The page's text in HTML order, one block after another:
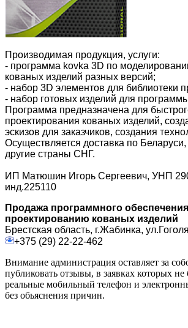
Производимая продукция, услуги:
- программа kovka 3D по
кованых изделий разных версий;
- набор 3D элементов для библиотеки
- набор готовых изделий для
Программа предназначена для
проектирования кованых изделий,
эскизов для заказчиков, создания
Осуществляется доставка по
другие страны СНГ.
ИП Матюшин Игорь Сергеевич, УНП
инд.225110
Продажа программного
проектированию кованых изделий
Брестская область, г.Жабинка,
+375 (29) 22-22-462
Внимание администрация оставляет за
публиковать отзывы, в заявках которых
реальные мобильный телефон и
без обьяснения причин.